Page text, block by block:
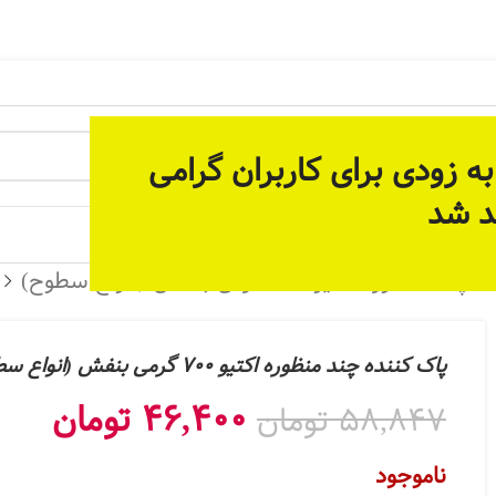
زودی برای کاربران گرامی
شد
اکتیو 700 گرمی بنفش (انواع سطوح)
پاک کننده چند منظوره اکتیو 700 گرمی بنفش (انواع سطوح)
58,847تومان 46,400 تومان
ناموجود